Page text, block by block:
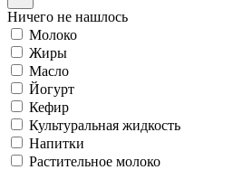
Ничего не нашлось
Молоко
Жиры
Масло
Йогурт
Кефир
Культуральная жидкость
Напитки
Растительное молоко